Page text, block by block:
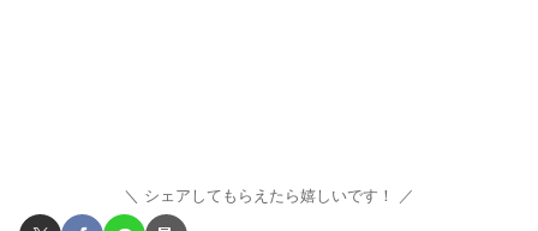
シェアしてもらえたら嬉しいです！